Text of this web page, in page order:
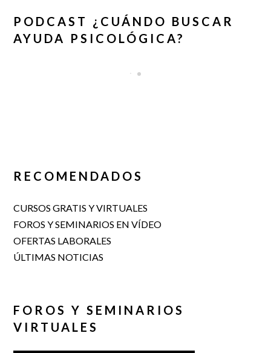
PODCAST ¿CUÁNDO BUSCAR
AYUDA PSICOLÓGICA?
RECOMENDADOS
CURSOS GRATIS Y VIRTUALES
FOROS Y SEMINARIOS EN VÍDEO
OFERTAS LABORALES
ÚLTIMAS NOTICIAS
FOROS Y SEMINARIOS
VIRTUALES